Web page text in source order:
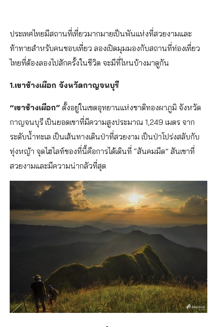
ประเทศไทยมีสถานที่เที่ยวมากมายเป็นพันแห่งที่สวยงามและ
ท้าทายสำหรับคนชอบเที่ยว ลองเปิดมุมมองกับสถานที่ท่องเที่ยว
ไทยที่ต้องลองไปสักครั้งในชีวิต จะมีที่ไหนบ้างมาดูกัน
1.เขาช้างเผือก จังหวัดกาญจนบุรี
“เขาช้างเผือก” ตั้งอยู่ในเขตอุทยานแห่งชาติทองผาภูมิ จังหวัด
กาญจนบุรี เป็นยอดเขาที่มีความสูงประมาณ 1,249 เมตร จาก
ระดับน้ำทะเล เป็นเส้นทางเดินป่าที่สวยงาม เป็นป่าโปร่งสลับกับ
ทุ่งหญ้า จุดไฮไลท์ของที่นี้คือการได้เดินที่ “สันคมมีด” สันเขาที่
สวยงามและมีความน่ากลัวที่สุด